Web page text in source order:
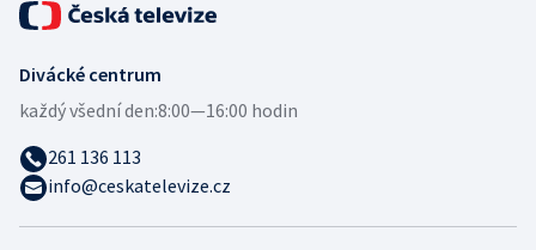
Divácké centrum
každý všední den:8:00—16:00 hodin
261 136 113
info@ceskatelevize.cz